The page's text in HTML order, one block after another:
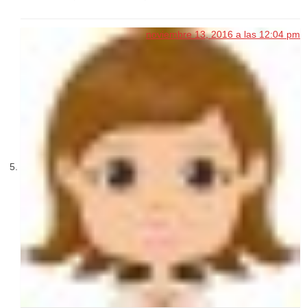
noviembre 13, 2016 a las 12:04 pm